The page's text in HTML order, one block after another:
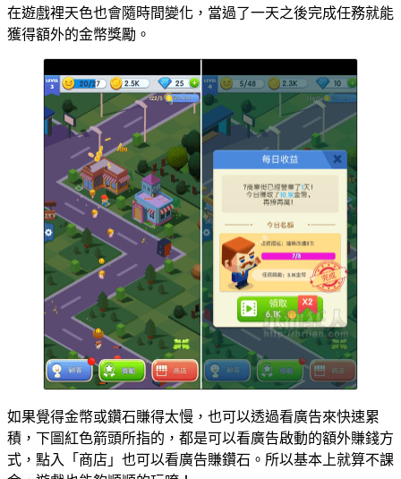
在遊戲裡天色也會隨時間變化，當過了一天之後完成任務就能
獲得額外的金幣獎勵。
如果覺得金幣或鑽石賺得太慢，也可以透過看廣告來快速累
積，下圖紅色箭頭所指的，都是可以看廣告啟動的額外賺錢方
式，點入「商店」也可以看廣告賺鑽石。所以基本上就算不課